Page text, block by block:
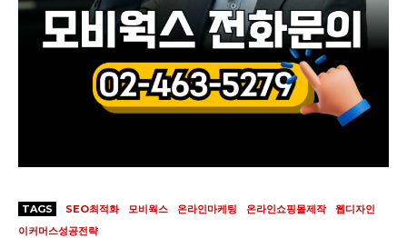
TAGS SEO최적화 모비웍스 온라인마케팅 온라인쇼핑몰제작
웹디자인
이커머스성공전략